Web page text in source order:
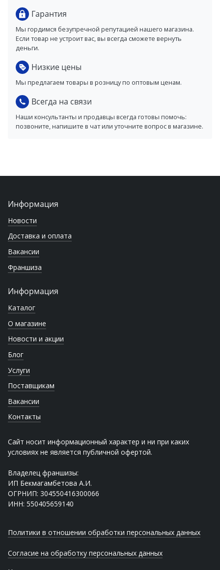
Гарантия
Мы гордимся безупречной репутацией нашего магазина.
Если товар не устроит вас, вы всегда сможете вернуть
деньги.
Низкие цены
Мы предлагаем товары в розницу по оптовым ценам.
Всегда на связи
Наши консультанты и продавцы всегда готовы помочь:
позвоните, напишите в чат или уточните вопрос в магазине.
Информация
Новости
Доставка и оплата
Вакансии
Франшиза
Информация
Каталог
О магазине
Новости и акции
Блог
Услуги
Поставщикам
Вакансии
Контакты
Сайт носит информационный характер и ни при каких
условиях не является публичной офертой.
Владелец франшизы:
ИП Бекмагамбетова А.И.
ОГРНИП: 304550416300066
ИНН: 550405659140
Политики в отношении обработки персональных данных
Согласие на обработку персональных данных